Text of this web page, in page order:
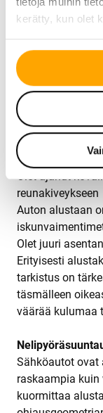
kerätty, kun olet
kestävät
vältytään.
Milloin
Suosittelemme
Auto vetää
Ratti on vinossa
Renkaat kuluvat
Ohjaus tuntuu
nopeuksilla
Olet ajanut
reunakiveykseen
Auton alustaan
Olet juuri
Erityisesti
tarkistus on
täsmälleen
väärää kulumaa
Sähköautot ovat
raskaampia
kuormittaa